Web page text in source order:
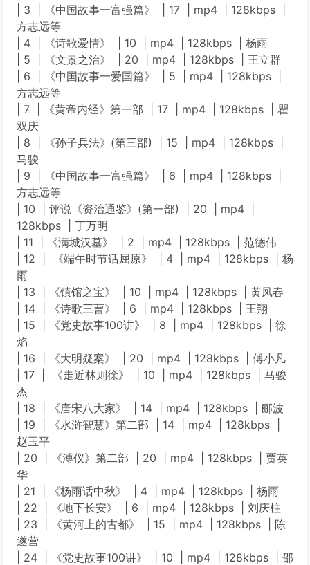
| 3 | 《中国故事一富强篇》 | 17 | mp4 | 128kbps |
方志远等
| 4 | 《诗歌爱情》 | 10 | mp4 | 128kbps | 杨雨
| 5 | 《文景之治》 | 20 | mp4 | 128kbps | 王立群
| 6 | 《中国故事一爱国篇》 | 5 | mp4 | 128kbps |
方志远等
| 7 | 《黄帝内经》第一部 | 17 | mp4 | 128kbps | 瞿
双庆
| 8 | 《孙子兵法》(第三部) | 15 | mp4 | 128kbps |
马骏
| 9 | 《中国故事一富强篇》 | 6 | mp4 | 128kbps |
方志远等
| 10 | 评说《资治通鉴》(第一部) | 20 | mp4 |
128kbps | 丁万明
| 11 | 《满城汉墓》 | 2 | mp4 | 128kbps | 范德伟
| 12 | 《端午时节话屈原》 | 4 | mp4 | 128kbps | 杨
雨
| 13 | 《镇馆之宝》 | 10 | mp4 | 128kbps | 黄凤春
| 14 | 《诗歌三曹》 | 6 | mp4 | 128kbps | 王翔
| 15 | 《党史故事100讲》 | 8 | mp4 | 128kbps | 徐
焰
| 16 | 《大明疑案》 | 20 | mp4 | 128kbps | 傅小凡
| 17 | 《走近林则徐》 | 10 | mp4 | 128kbps | 马骏
杰
| 18 | 《唐宋八大家》 | 14 | mp4 | 128kbps | 郦波
| 19 | 《水浒智慧》第二部 | 14 | mp4 | 128kbps |
赵玉平
| 20 | 《溥仪》第二部 | 20 | mp4 | 128kbps | 贾英
华
| 21 | 《杨雨话中秋》 | 4 | mp4 | 128kbps | 杨雨
| 22 | 《地下长安》 | 6 | mp4 | 128kbps | 刘庆柱
| 23 | 《黄河上的古都》 | 15 | mp4 | 128kbps | 陈
遂营
| 24 | 《党史故事100讲》 | 10 | mp4 | 128kbps | 邵